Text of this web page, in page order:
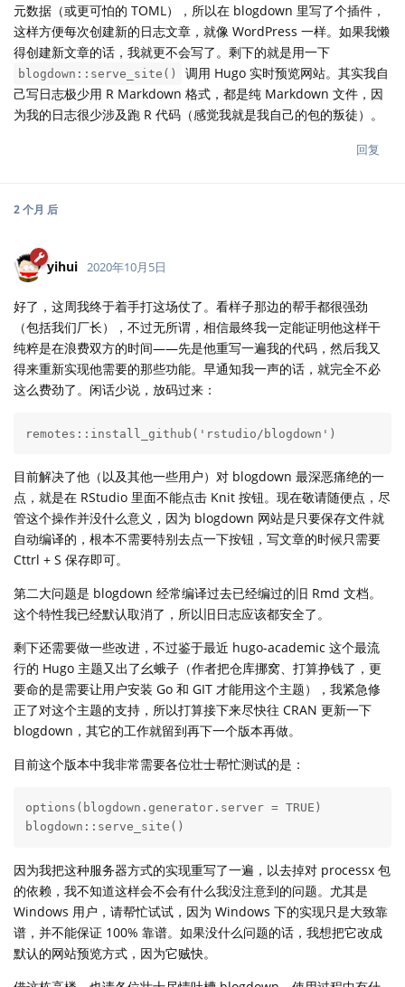
元数据（或更可怕的 TOML），所以在 blogdown 里写了个插件，
这样方便每次创建新的日志文章，就像 WordPress 一样。如果我懒
得创建新文章的话，我就更不会写了。剩下的就是用一下
blogdown::serve_site()
调用 Hugo 实时预览网站。其实我自
己写日志极少用 R Markdown 格式，都是纯 Markdown 文件，因
为我的日志很少涉及跑 R 代码（感觉我就是我自己的包的叛徒）。
回复
2 个月 后
yihui 2020年10月5日
好了，这周我终于着手打这场仗了。看样子那边的帮手都很强劲
（包括我们厂长），不过无所谓，相信最终我一定能证明他这样干
纯粹是在浪费双方的时间——先是他重写一遍我的代码，然后我又
得来重新实现他需要的那些功能。早通知我一声的话，就完全不必
这么费劲了。闲话少说，放码过来：
remotes::install_github('rstudio/blogdown')
目前解决了他（以及其他一些用户）对 blogdown 最深恶痛绝的一
点，就是在 RStudio 里面不能点击 Knit 按钮。现在敬请随便点，尽
管这个操作并没什么意义，因为 blogdown 网站是只要保存文件就
自动编译的，根本不需要特别去点一下按钮，写文章的时候只需要
Cttrl + S 保存即可。
第二大问题是 blogdown 经常编译过去已经编过的旧 Rmd 文档。
这个特性我已经默认取消了，所以旧日志应该都安全了。
剩下还需要做一些改进，不过鉴于最近 hugo-academic 这个最流
行的 Hugo 主题又出了幺蛾子（作者把仓库挪窝、打算挣钱了，更
要命的是需要让用户安装 Go 和 GIT 才能用这个主题），我紧急修
正了对这个主题的支持，所以打算接下来尽快往 CRAN 更新一下
blogdown，其它的工作就留到再下一个版本再做。
目前这个版本中我非常需要各位壮士帮忙测试的是：
options(blogdown.generator.server = TRUE)
blogdown::serve_site()
因为我把这种服务器方式的实现重写了一遍，以去掉对 processx 包
的依赖，我不知道这样会不会有什么我没注意到的问题。尤其是
Windows 用户，请帮忙试试，因为 Windows 下的实现只是大致靠
谱，并不能保证 100% 靠谱。如果没什么问题的话，我想把它改成
默认的网站预览方式，因为它贼快。